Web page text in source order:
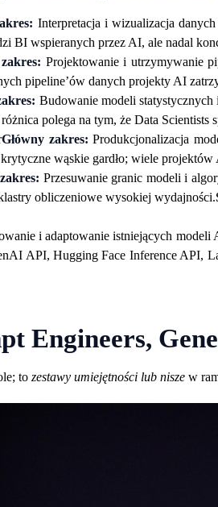
Interpretacja i wizualizacja
BI wspieranych przez AI, ale nadal
Projektowanie i utrzymywanie
pipeline’ów danych projekty AI
Budowanie modeli
polega na tym, że Data
Główny zakres: Produkcjonalizacja
wąskie gardło; wiele
Przesuwanie granic modeli i
obliczeniowe wysokiej wydajności.
i adaptowanie istniejących
API, Hugging Face Inference API,
Engineers,
to zestawy umiejętności lub nisze w